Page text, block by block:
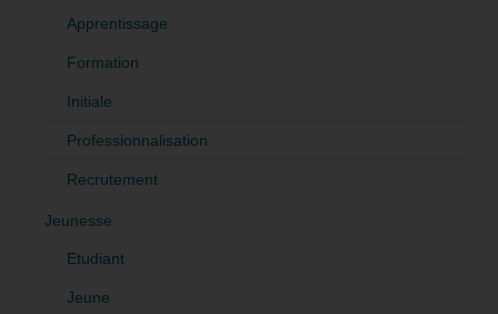
Apprentissage
Formation
Initiale
Professionnalisation
Recrutement
Jeunesse
Etudiant
Jeune